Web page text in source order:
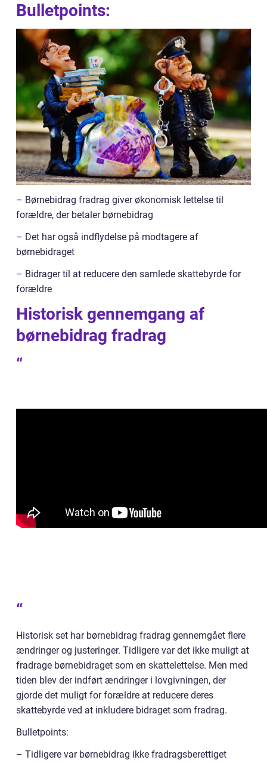
Bulletpoints:
– Børnebidrag fradrag giver økonomisk lettelse til
forældre, der betaler børnebidrag
– Det har også indflydelse på modtagere af
børnebidraget
– Bidrager til at reducere den samlede skattebyrde for
forældre
Historisk gennemgang af
børnebidrag fradrag
“
“
Historisk set har børnebidrag fradrag gennemgået flere
ændringer og justeringer. Tidligere var det ikke muligt at
fradrage børnebidraget som en skattelettelse. Men med
tiden blev der indført ændringer i lovgivningen, der
gjorde det muligt for forældre at reducere deres
skattebyrde ved at inkludere bidraget som fradrag.
Bulletpoints:
– Tidligere var børnebidrag ikke fradragsberettiget